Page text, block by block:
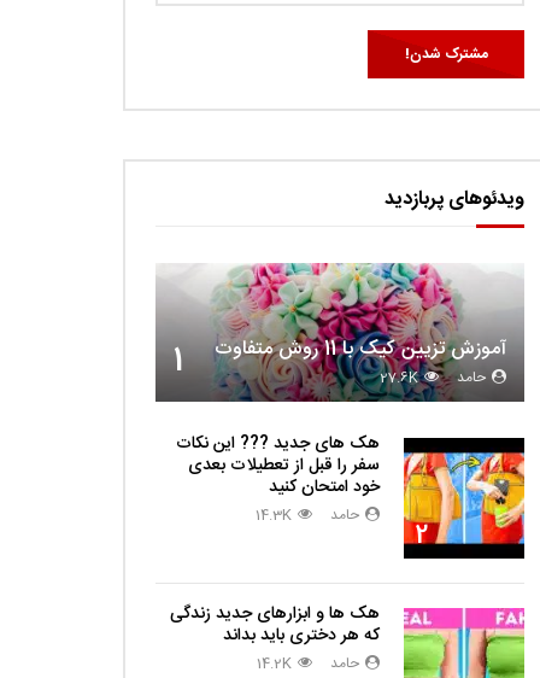
ویدئوهای پربازدید
1 آموزش تزیین کیک با 11 روش متفاوت
حامد 27.6K
2
هک های جدید ??️? این نکات
سفر را قبل از تعطیلات بعدی
خود امتحان کنید
حامد 14.3K
هک ها و ابزارهای جدید زندگی
که هر دختری باید بداند
حامد 14.2K